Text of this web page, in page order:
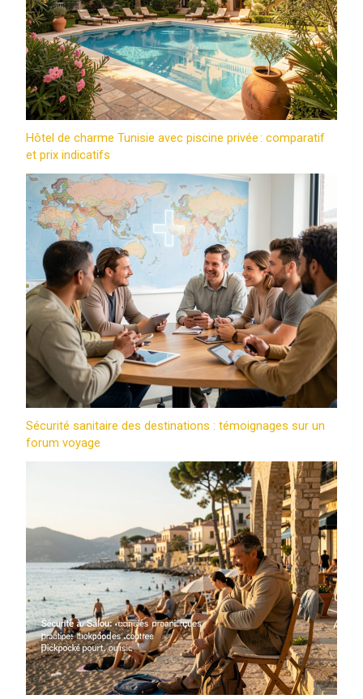
Hôtel de charme Tunisie avec piscine privée : comparatif
et prix indicatifs
Sécurité sanitaire des destinations : témoignages sur un
forum voyage